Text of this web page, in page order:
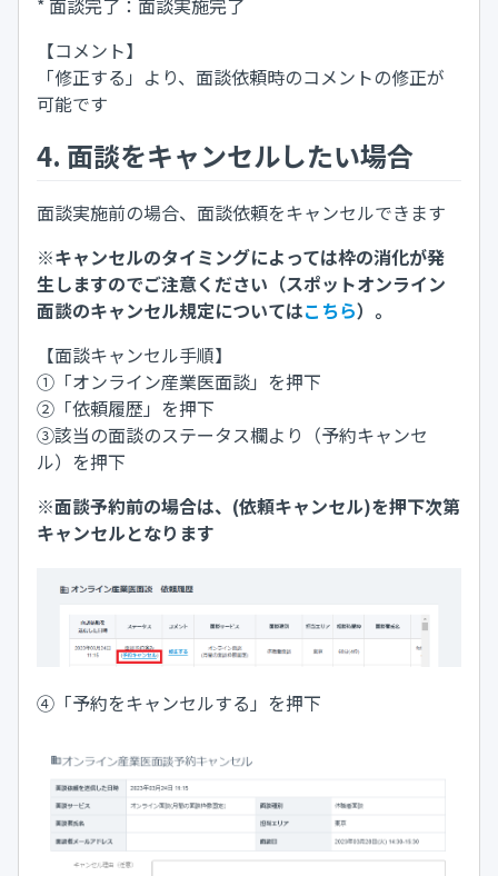
【コメント】
「修正する」より、面談依頼時のコメントの修正が
可能です
4. 面談をキャンセルしたい場合
面談実施前の場合、面談依頼をキャンセルできます
※キャンセルのタイミングによっては枠の消化が発
生しますのでご注意ください（スポットオンライン
面談のキャンセル規定についてはこちら）。
【面談キャンセル手順】
①「オンライン産業医面談」を押下
②「依頼履歴」を押下
③該当の面談のステータス欄より（予約キャンセ
ル）を押下
※面談予約前の場合は、(依頼キャンセル)を押下次第
キャンセルとなります
④「予約をキャンセルする」を押下